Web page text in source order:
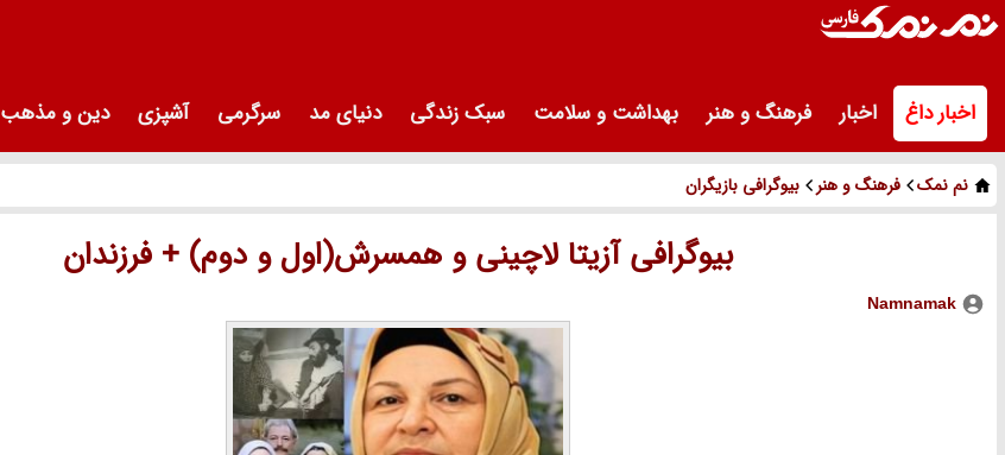
اخبار داغ اخبار فرهنگ و هنر بهداشت و سلامت سبک زندگی دنیای مد سرگرمی آشپزی دین و مذهب
نم نمک فرهنگ و هنر بیوگرافی بازیگران
بیوگرافی آزیتا لاچینی و همسرش(اول و دوم) + فرزندان
Namnamak